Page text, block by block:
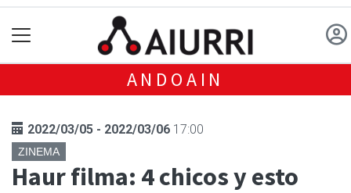
ANDOAIN
2022/03/05 - 2022/03/06 17:00
ZINEMA
Haur filma: 4 chicos y esto